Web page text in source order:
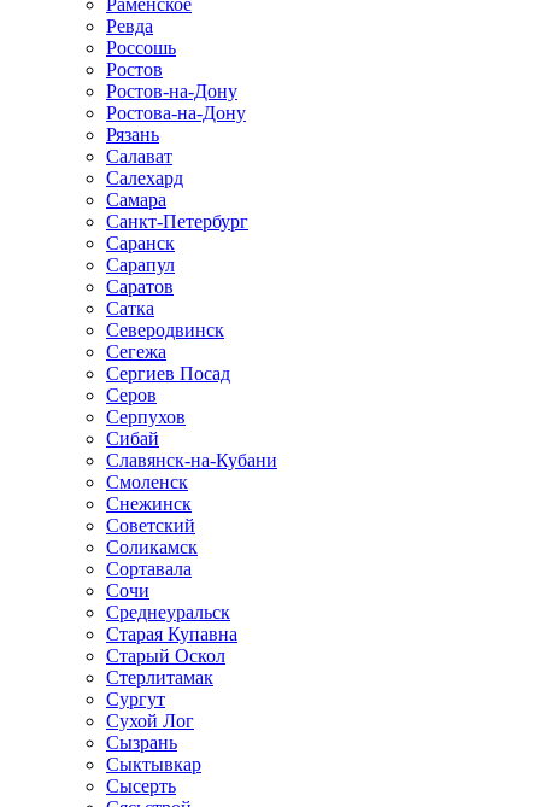
Раменское
Ревда
Россошь
Ростов
Ростов-на-Дону
Ростова-на-Дону
Рязань
Салават
Салехард
Самара
Санкт-Петербург
Саранск
Сарапул
Саратов
Сатка
Северодвинск
Сегежа
Сергиев Посад
Серов
Серпухов
Сибай
Славянск-на-Кубани
Смоленск
Снежинск
Советский
Соликамск
Сортавала
Сочи
Среднеуральск
Старая Купавна
Старый Оскол
Стерлитамак
Сургут
Сухой Лог
Сызрань
Сыктывкар
Сысерть